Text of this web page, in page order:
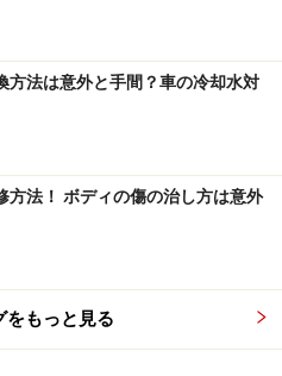
質自体の耐久性というのも
行のメーカー保証も付
いたところでも、このブー
際のメンテナンスでも大い
も安心して勧められる製品
ーカー（自動車用のシール類
方法は意外と手間？車の冷却水対
方法！ ボディの傷の治し方は意外
をもっと見る